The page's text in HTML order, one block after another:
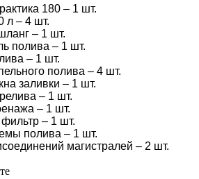
180 – 1 шт.
л – 4 шт.
– 1 шт.
полива – 1 шт.
– 1 шт.
полива – 4 шт.
заливки – 1 шт.
– 1 шт.
– 1 шт.
– 1 шт.
полива – 1 шт.
магистралей – 2 шт.